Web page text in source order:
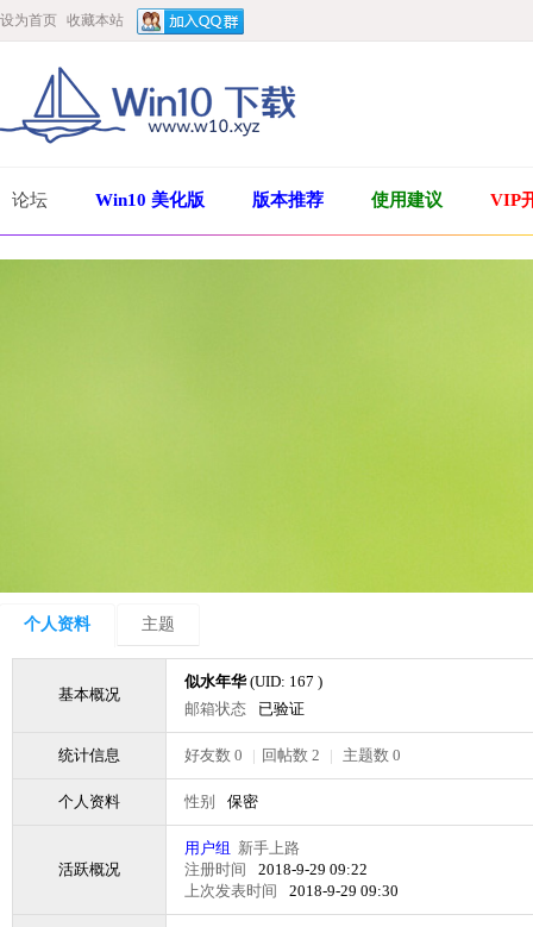
设为首页 收藏本站
论坛 Win10 美化版 版本推荐 使用建议 VIP
个人资料 主题
基本概况
似水年华(UID: 167 )
邮箱状态
已验证
统计信息 好友数 0 | 回帖数 2 | 主题数 0
个人资料 性别 保密
活跃概况
用户组 新手上路
注册时间
2018-9-29 09:22
上次发表时间
2018-9-29 09:30